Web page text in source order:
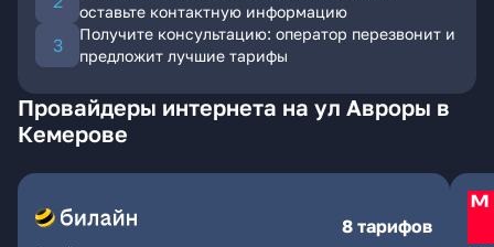
оставьте контактную информацию
Получите консультацию: оператор перезвонит и
предложит лучшие тарифы
Провайдеры интернета на ул Авроры в
Кемерове
8 тарифов